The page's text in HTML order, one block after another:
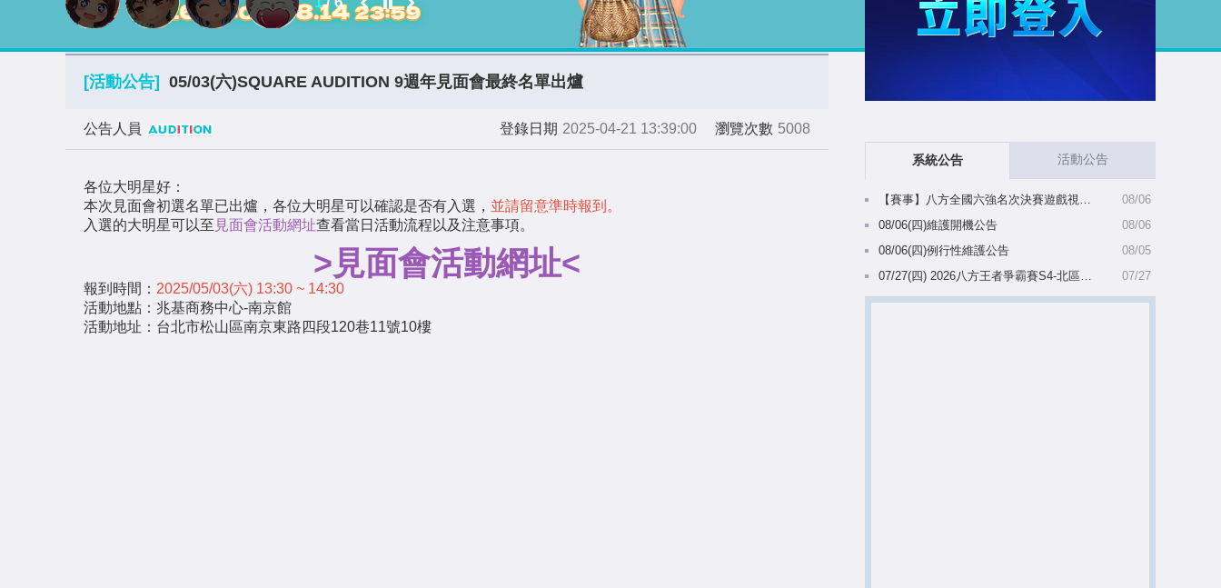
[活動公告] 05/03(六)SQUARE​ AUDITION 9週年見面會最終名單出爐
公告人員 登錄日期 2025-04-21 13:39:00 瀏覽次數 5008
各位大明星好：
本次見面會初選名單已出爐，各位大明星可以確認是否有入選， 並請留意準時報到。
入選的大明星可以至 見面會活動網址查看當日活動流程以及注意事項。
>見面會活動網址<
報到時間： 2025/05/03(六) 13:30 ~ 14:30
活動地點：兆基商務中心-南京館
活動地址：台北市松山區南京東路四段120巷11號10樓
系統公告
【賽事】八方全國六強名次決賽遊戲視窗比例變更公告(08/07 10:39更新)
08/06
08/06(四)維護開機公告
08/06
08/06(四)例行性維護公告
08/05
07/27(四) 2026八方王者爭霸賽S4-北區備選名單陸續出爐(8/5 10:28更新)
07/27
活動公告